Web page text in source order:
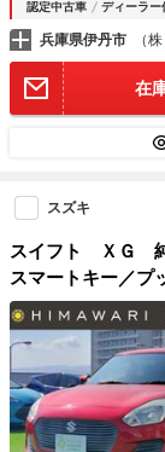
認定中古車 ディーラー
兵庫県伊丹市 （
在
スズキ
スイフト ＸＧ 純
スマートキー／プ
イトイベライザー
／電格ミラー